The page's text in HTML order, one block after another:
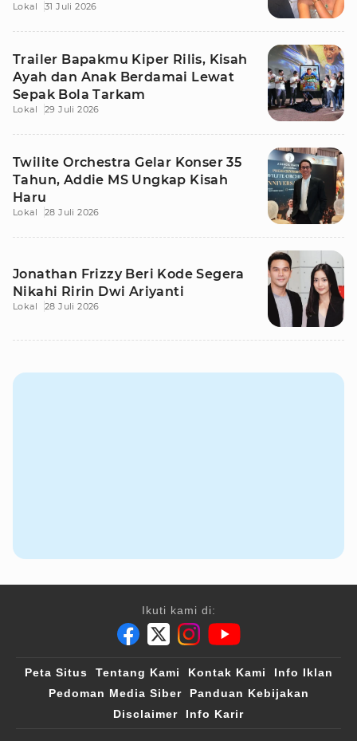
Makna
Lokal 31 Juli 2026
Trailer Bapakmu Kiper Rilis, Kisah
Ayah dan Anak Berdamai Lewat
Sepak Bola Tarkam
Lokal 29 Juli 2026
Twilite Orchestra Gelar Konser 35
Tahun, Addie MS Ungkap Kisah
Haru
Lokal 28 Juli 2026
Jonathan Frizzy Beri Kode Segera
Nikahi Ririn Dwi Ariyanti
Lokal 28 Juli 2026
Ikuti kami di:
Peta Situs Tentang Kami Kontak Kami
Info Iklan
Pedoman Media Siber
Panduan Kebijakan
Disclaimer
Info Karir